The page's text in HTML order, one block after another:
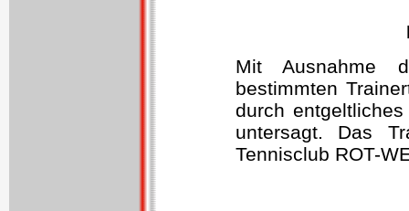
Mit Ausnahme
bestimmten
durch
untersagt. Das
Tennisclub ROT-